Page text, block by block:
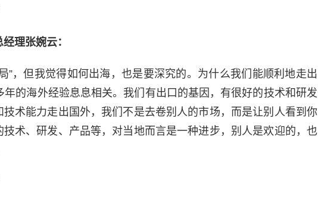
理张婉云：
”，但我觉得如何出海，也是要深究的。为什么我们能顺利地走出
年的海外经验息息相关。我们有出口的基因，有很好的技术和研发
术能力走出国外，我们不是去卷别人的市场，而是让别人看到你
术、研发、产品等，对当地而言是一种进步，别人是欢迎的，也